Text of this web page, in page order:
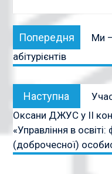
Навігація
записів
Попередня
Ми
абітурієнтів
Наступна
Оксани ДЖУС у ІІ
«Управління в
(доброчесної)